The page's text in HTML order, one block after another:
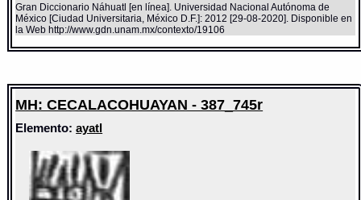
Gran Diccionario Náhuatl [en línea]. Universidad Nacional Autónoma de
México [Ciudad Universitaria, México D.F.]: 2012 [29-08-2020]. Disponible en
la Web http://www.gdn.unam.mx/contexto/19106
MH: CECALACOHUAYAN - 387_745r
Elemento:ayatl